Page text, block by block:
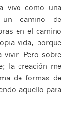
vivo como una
camino de
en el camino
vida, porque
Pero sobre
la creación me
de formas de
aquello para